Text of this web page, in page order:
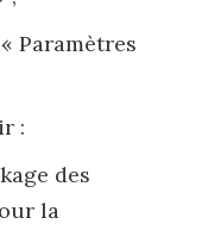
Paramètres
:
des
la